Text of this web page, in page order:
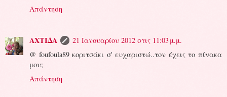
Απάντηση
ΑΧΤΙΔΑ
21 Ιανουαρίου 2012 στις 11:03 μ.μ.
@ foufoula89 κοριτσάκι σ' ευχαριστώ..τον έχεις το πίνακα
μου;
Απάντηση